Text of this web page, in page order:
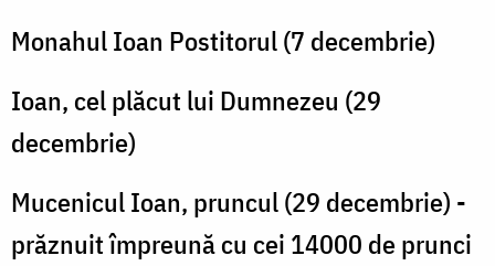
Monahul Ioan Postitorul (7 decembrie)
Ioan, cel plăcut lui Dumnezeu (29
decembrie)
Mucenicul Ioan, pruncul (29 decembrie) -
prăznuit împreună cu cei 14000 de prunci